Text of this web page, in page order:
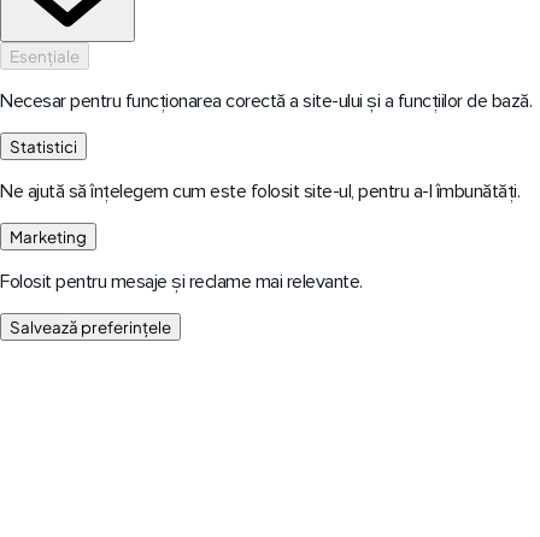
Esențiale
Necesar pentru funcționarea corectă a site-ului și a funcțiilor de bază.
Statistici
Ne ajută să înțelegem cum este folosit site-ul, pentru a-l îmbunătăți.
Marketing
Folosit pentru mesaje și reclame mai relevante.
Salvează preferințele